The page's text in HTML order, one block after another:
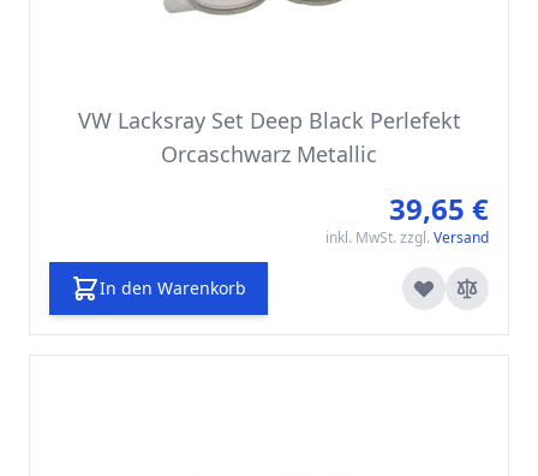
VW Lacksray Set Deep Black Perlefekt
Orcaschwarz Metallic
39,65 €
inkl. MwSt. zzgl. Versand
In den Warenkorb